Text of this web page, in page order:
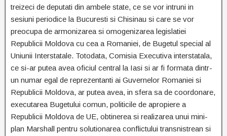
treizeci de deputati din ambele state, ce se vor intruni in
sesiuni periodice la Bucuresti si Chisinau si care se vor
preocupa de armonizarea si omogenizarea legislatiei
Republicii Moldova cu cea a Romaniei, de Bugetul special al
Uniunii Interstatale. Totodata, Comisia Executiva interstatala,
ce si-ar putea avea oficiul central la Iasi si ar fi formata dintr-
un numar egal de reprezentanti ai Guvernelor Romaniei si
Republicii Moldova, ar putea avea, in sfera sa de coordonare,
executarea Bugetului comun, politicile de apropiere a
Republicii Moldova de UE, obtinerea si realizarea unui mini-
plan Marshall pentru solutionarea conflictului transnistrean si